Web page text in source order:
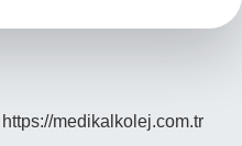
https://medikalkolej.com.tr